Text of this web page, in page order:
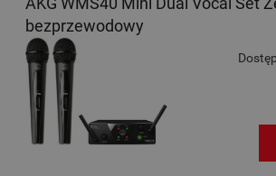
bezprzewodowy